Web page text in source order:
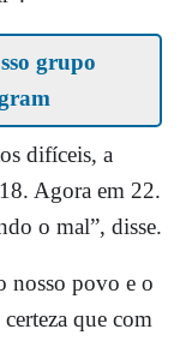
grupo
difíceis, a
Agora em 22.
o mal”, disse.
nosso povo e o
que com